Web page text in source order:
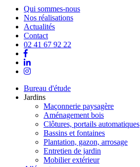
Qui sommes-nous
Nos réalisations
Actualités
Contact
02 41 67 92 22
Bureau d'étude
Jardins
Maçonnerie paysagère
Aménagement bois
Clôtures, portails automatiques
Bassins et fontaines
Plantation, gazon, arrosage
Entretien de jardin
Mobilier extérieur